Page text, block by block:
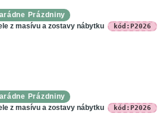
Prázdniny
z masívu a zostavy nábytku
kód:P2026
Prázdniny
z masívu a zostavy nábytku
kód:P2026